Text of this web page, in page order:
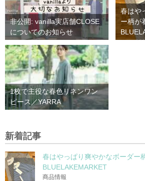
非公開: vanilla実店舗CLOSE
についてのお知らせ
春はや
ー柄が
1枚で主役な春色リネンワン
ピース／YARRA
新着記事
春はやっぱり爽やかなボーダー
BLUELAKEMARKET
商品情報